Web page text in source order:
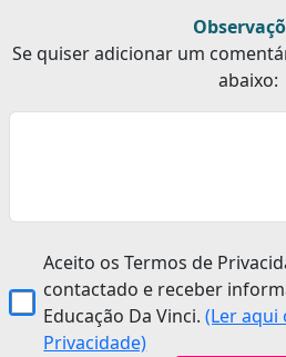
Se quiser adicionar um
abaixo:
Aceito os Termos de
contactado e receber
Educação Da Vinci.(Ler aqui
Privacidade)